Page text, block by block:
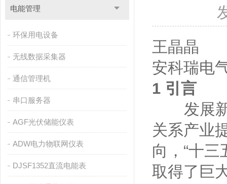
电能管理
环保用电设备
无线数据采集器
通信管理机
串口服务器
AGF光伏储能仪表
ADW电力物联网仪表
DJSF1352直流电能表
王晶晶
安科瑞电
1 引言
发展新
关系产业
向，“十
取得了巨